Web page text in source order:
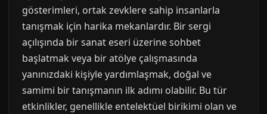
gösterimleri, ortak zevklere sahip insanlarla
tanışmak için harika mekanlardır. Bir sergi
açılışında bir sanat eseri üzerine sohbet
başlatmak veya bir atölye çalışmasında
yanınızdaki kişiyle yardımlaşmak, doğal ve
samimi bir tanışmanın ilk adımı olabilir. Bu tür
etkinlikler, genellikle entelektüel birikimi olan ve